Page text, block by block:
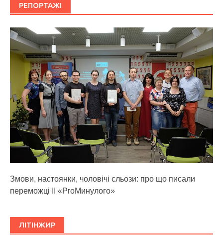
РЕПОРТАЖІ
Змови, настоянки, чоловічі сльози: про що писали
переможці ІІ «ProМинулого»
ЛІТІНЖИР